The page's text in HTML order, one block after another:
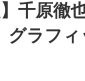
】千原徹
グラフ